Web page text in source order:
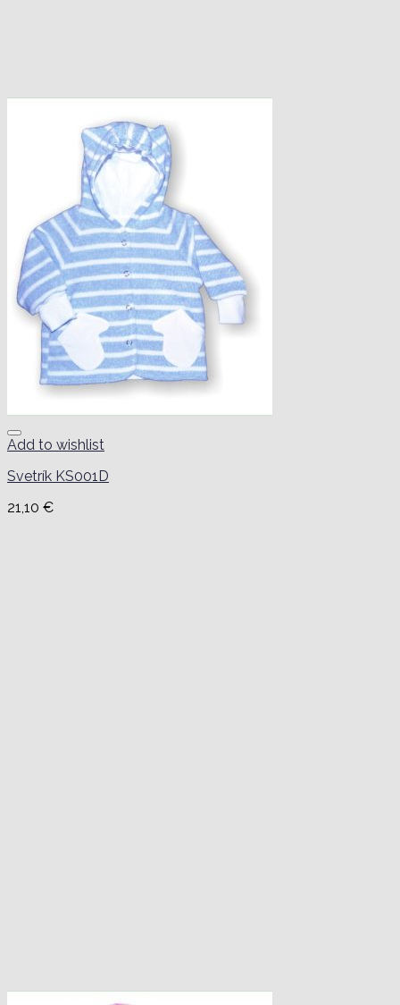
Add to wishlist
Svetrík KS001D
21,10 €